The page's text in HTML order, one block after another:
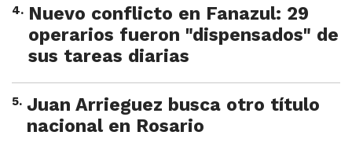
4. Nuevo conflicto en Fanazul: 29
operarios fueron "dispensados" de
sus tareas diarias
5. Juan Arrieguez busca otro título
nacional en Rosario